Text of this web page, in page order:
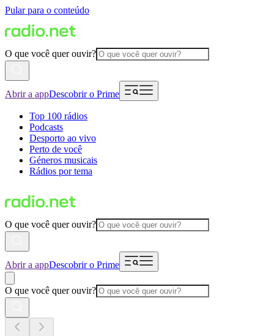
Pular para o conteúdo
O que você quer ouvir?
Abrir a appDescobrir o Prime
Top 100 rádios
Podcasts
Desporto ao vivo
Perto de você
Géneros musicais
Rádios por tema
O que você quer ouvir?
Abrir a appDescobrir o Prime
O que você quer ouvir?